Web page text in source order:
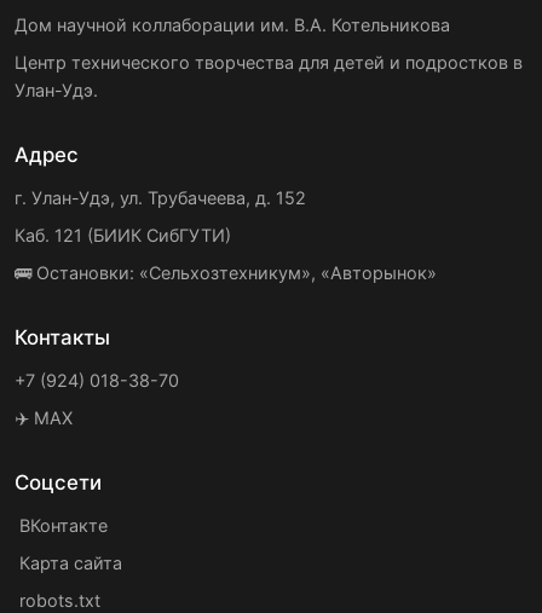
Дом научной коллаборации им. В.А. Котельникова
Центр технического творчества для детей и подростков в
Улан-Удэ.
Адрес
г. Улан-Удэ, ул. Трубачеева, д. 152
Каб. 121 (БИИК СибГУТИ)
🚌 Остановки: «Сельхозтехникум», «Авторынок»
Контакты
+7 (924) 018-38-70
✈️ MAX
Соцсети
ВКонтакте
Карта сайта
robots.txt